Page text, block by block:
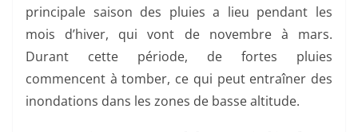
principale saison des pluies a lieu pendant les
mois d’hiver, qui vont de novembre à mars.
Durant cette période, de fortes pluies
commencent à tomber, ce qui peut entraîner des
inondations dans les zones de basse altitude.